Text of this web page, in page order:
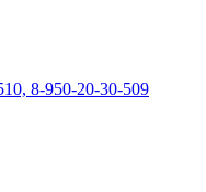
8-950-20-30-509